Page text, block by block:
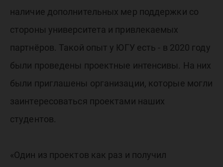
наличие дополнительных мер поддержки со
стороны университета и привлекаемых
партнёров. Такой опыт у ЮГУ есть - в 2020 году
были проведены проектные интенсивы. На них
были приглашены организации, которые могли
заинтересоваться проектами наших
студентов.
«Один из проектов как раз и получил